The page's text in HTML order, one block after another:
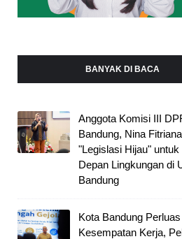
BANYAK DI BACA
Anggota Komisi III
Bandung, Nina
"Legislasi Hijau"
Depan Lingkungan di
Bandung
Kota Bandung Perluas
Kesempatan Kerja,